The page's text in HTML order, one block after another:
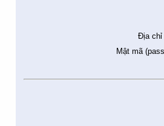
Địa chỉ
Mật mã